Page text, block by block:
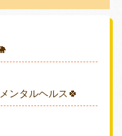
ンタルヘルス🍀